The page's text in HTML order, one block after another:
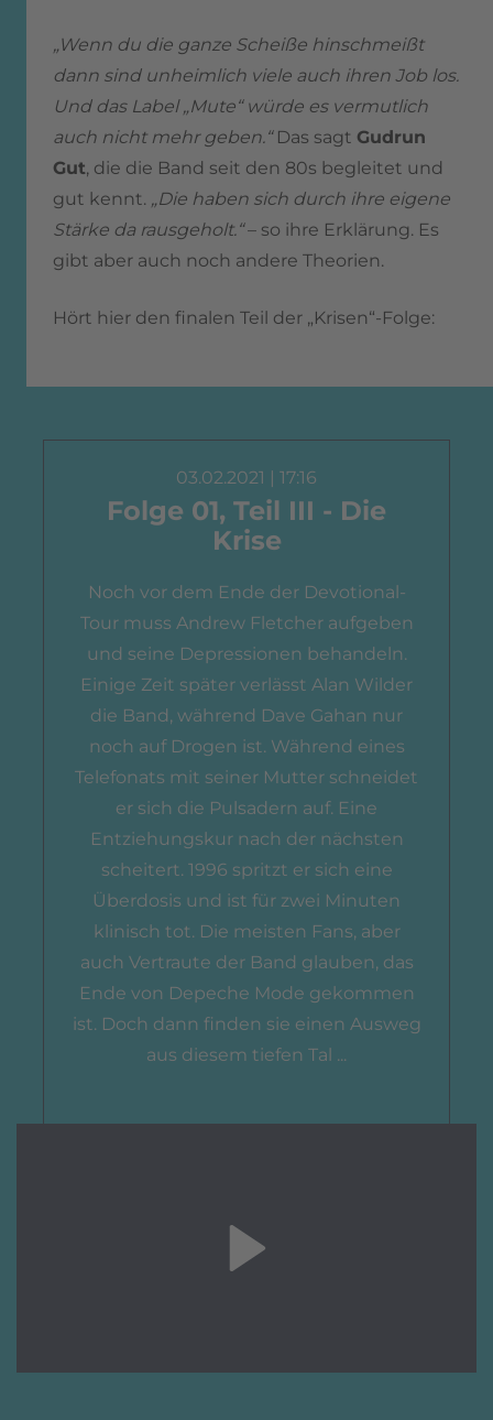
„Wenn du die ganze Scheiße hinschmeißt
dann sind unheimlich viele auch ihren Job los.
Und das Label „Mute“ würde es vermutlich
auch nicht mehr geben.“Das sagt Gudrun
Gut, die die Band seit den 80s begleitet und
gut kennt. „Die haben sich durch ihre eigene
Stärke da rausgeholt.“– so ihre Erklärung. Es
gibt aber auch noch andere Theorien.
Hört hier den finalen Teil der „Krisen“-Folge:
03.02.2021 | 17:16
Folge 01, Teil III - Die
Krise
Noch vor dem Ende der Devotional-
Tour muss Andrew Fletcher aufgeben
und seine Depressionen behandeln.
Einige Zeit später verlässt Alan Wilder
die Band, während Dave Gahan nur
noch auf Drogen ist. Während eines
Telefonats mit seiner Mutter schneidet
er sich die Pulsadern auf. Eine
Entziehungskur nach der nächsten
scheitert. 1996 spritzt er sich eine
Überdosis und ist für zwei Minuten
klinisch tot. Die meisten Fans, aber
auch Vertraute der Band glauben, das
Ende von Depeche Mode gekommen
ist. Doch dann finden sie einen Ausweg
aus diesem tiefen Tal ...